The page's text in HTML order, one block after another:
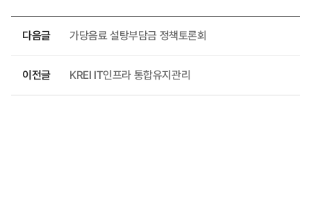
다음글 가당음료 설탕부담금 정책토론회
이전글 KREI IT인프라 통합유지관리